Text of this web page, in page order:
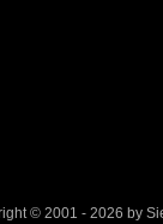
© 2001 - 2026 by